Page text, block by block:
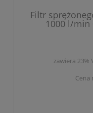
Filtr
1000 l/min
zawiera 23%
Cena